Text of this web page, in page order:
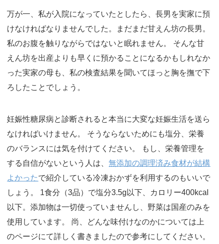
万が一、私が入院になっていたとしたら、長男を実家に預
けなければなりませんでした。まだまだ甘えん坊の長男。
私のお腹を触りながらではないと眠れません。 そんな甘
えん坊を出産よりも早くに預かることになるかもしれなか
った実家の母も、私の検査結果を聞いてほっと胸を撫で下
ろしたことでしょう。
妊娠性糖尿病と診断されると本当に大変な妊娠生活を送ら
なければいけません。 そうならないためにも塩分、栄養
のバランスには気を付けてください。 もし、栄養管理を
する自信がないという人は、無添加の調理済み食材が結構
よかったで紹介している冷凍おかずを利用するのもいいで
しょう。 1食分（3品）で塩分3.5g以下、カロリー400kcal
以下。添加物は一切使っていませんし、野菜は国産のみを
使用しています。 尚、どんな味付けなのかについては上
のページにて詳しく書きましたので参考にしてください。